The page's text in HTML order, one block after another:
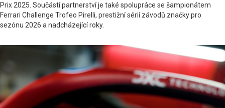
Prix 2025. Součástí partnerství je také spolupráce se šampionátem
Ferrari Challenge Trofeo Pirelli, prestižní sérií závodů značky pro
sezónu 2026 a nadcházející roky.